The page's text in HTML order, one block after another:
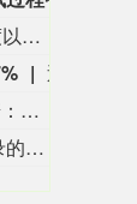
在三季度以来的震荡行情中，机构加快了ETF新品入市步伐。Choice数据显示，7月1日至8月5日，已成立了32只ETF，发行规模合计达76.12亿元。从这些新成立ETF的“买主”看，机构投资者身影频频出现。以华安中证工程机械主题ETF为例，截至7月31日，前十名基金份额持有人均为机构投资者。与此同时，ETF产品阵营有望持续扩容。据Choice资讯统计，截至8月5日，有21只ETF正在发行，另有4只ETF发布了基金份额发售公告，即将启动发行。（上证报）
特朗普：伊朗局势结束后，油价将会下跌。
一、创纪录的财务业绩与业绩指引。 1、第四季度业绩表现：营收达89.65亿美元（季环比增长51%，同比增长372%），超出指引上限。环比增长中，约三分之一来自出货量（Bits）增长，三分之二来自价格上涨。 2、毛利率与每股收益（EPS）：Non-GAAP毛利率升至84.6%（上一季度为78.4%）；Non-GAAP EPS达39.25美元（指引区间为30–33美元）。 3、现金流与资本回报：运营现金流为71.26亿美元；当季通过股票回购向股东回报45亿美元。 4、2026全财年业绩：全年总营收达202.48亿美元（同比增长175%），出货量增长处于十几（mid-teens）的中段，符合预期。 5、2027 财年第一季度指引：预计营收103亿-108亿美元，增长动力来自出货量增加和价格的适度上涨。预计非GAAP毛利率在83%-85%之间，非GAAP EPS为44-46美元。